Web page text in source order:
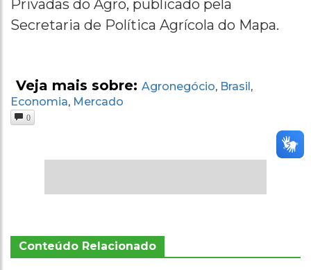
Privadas do Agro, publicado pela
Secretaria de Política Agrícola do Mapa.
Veja mais sobre: Agronegócio, Brasil,
Economia, Mercado
0
Conteúdo Relacionado